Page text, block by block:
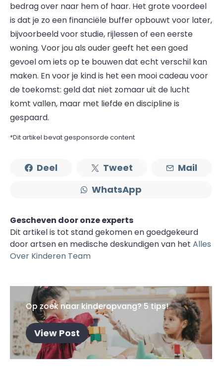
bedrag over naar hem of haar. Het grote voordeel
is dat je zo een financiële buffer opbouwt voor later,
bijvoorbeeld voor studie, rijlessen of een eerste
woning. Voor jou als ouder geeft het een goed
gevoel om iets op te bouwen dat echt verschil kan
maken. En voor je kind is het een mooi cadeau voor
de toekomst: geld dat niet zomaar uit de lucht
komt vallen, maar met liefde en discipline is
gespaard.
*Dit artikel bevat gesponsorde content
Deel Tweet
Mail
WhatsApp
Gescheven door onze experts
Dit artikel is tot stand gekomen en goedgekeurd
door artsen en medische deskundigen van het Alles
Over Kinderen Team
Op zoek naar kinderopvang? 5 tips!
View Post